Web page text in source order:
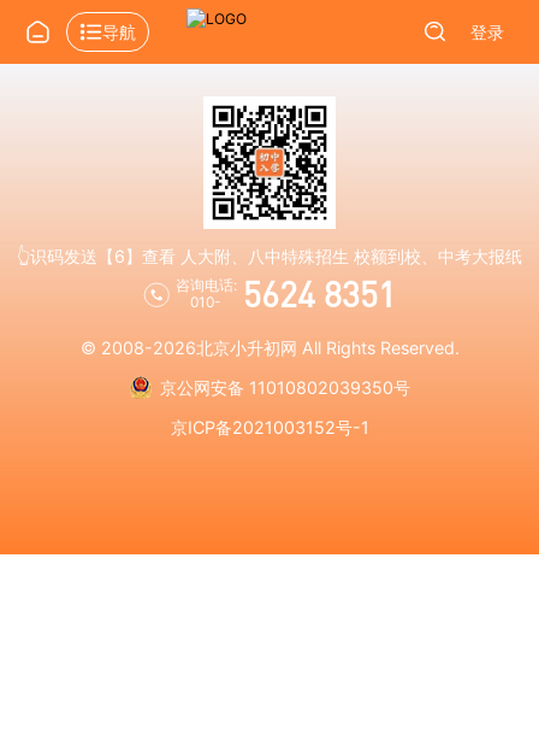
导航 登录
👆识码发送【6】查看 人大附、八中特殊招生 校额到校、中考大报纸
咨询电话:
010-
5624 8351
© 2008-2026北京小升初网 All Rights Reserved.
京公网安备 11010802039350号
京ICP备2021003152号-1